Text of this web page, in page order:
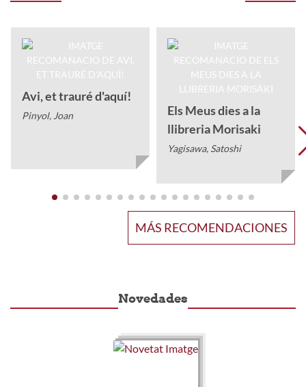
Avi, et trauré d'aquí!
Pinyol, Joan
Els Meus dies a la
llibreria Morisaki
Yagisawa, Satoshi
MÁS RECOMENDACIONES
Novedades